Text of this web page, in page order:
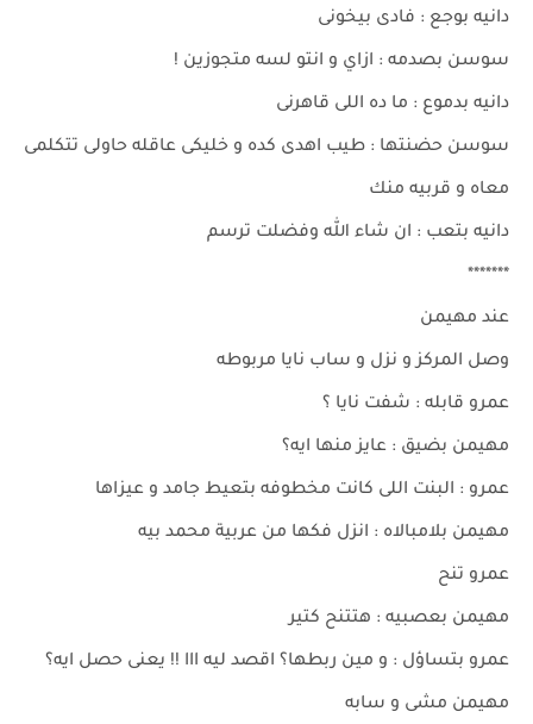
دانيه بوجع : فادى بيخونى
سوسن بصدمه : ازاي و انتو لسه متجوزين !
دانيه بدموع : ما ده اللى قاهرنى
سوسن حضنتها : طيب اهدى كده و خليكى عاقله حاولى تتكلمى
معاه و قربيه منك
دانيه بتعب : ان شاء الله وفضلت ترسم
*******
عند مهيمن
وصل المركز و نزل و ساب نايا مربوطه
عمرو قابله : شفت نايا ؟
مهيمن بضيق : عايز منها ايه؟
عمرو : البنت اللى كانت مخطوفه بتعيط جامد و عيزاها
مهيمن بلامبالاه : انزل فكها من عربية محمد بيه
عمرو تنح
مهيمن بعصبيه : هتتنح كتير
عمرو بتساؤل : و مين ربطها؟ اقصد ليه ااا !! يعنى حصل ايه؟
مهيمن مشى و سابه